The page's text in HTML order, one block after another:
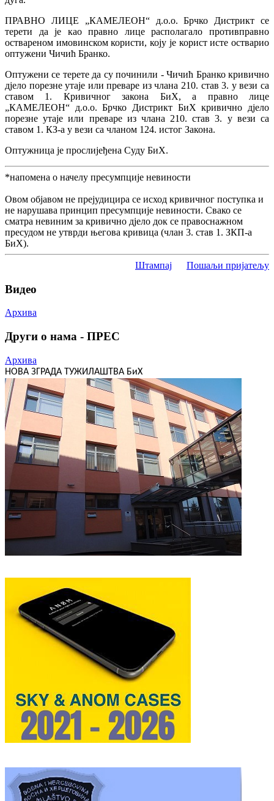
ПРАВНО ЛИЦЕ „КАМЕЛЕОН“ д.о.о. Брчко Дистрикт се
терети да је као правно лице располагало противправно
оствареном имовинском користи, коју је корист исте остварио
оптужени Чичић Бранко.
Оптужени се терете да су починили - Чичић Бранко кривично
дјело порезне утаје или преваре из члана 210. став 3. у вези са
ставом 1. Кривичног закона БиХ, а правно лице
„КАМЕЛЕОН“ д.о.о. Брчко Дистрикт БиХ кривично дјело
порезне утаје или преваре из члана 210. став 3. у вези са
ставом 1. КЗ-а у вези са чланом 124. истог Закона.
Оптужница је прослијеђена Суду БиХ.
*напомена о начелу пресумпције невиности
Овом објавом не прејудицира се исход кривичног поступка и
не нарушава принцип пресумпције невиности. Свако се
сматра невиним за кривично дјело док се правоснажном
пресудом не утврди његова кривица (члан 3. став 1. ЗКП-а
БиХ).
Штампај Пошаљи пријатељу
Видео
Архива
Други о нама - ПРЕС
Архива
НОВА ЗГРАДА ТУЖИЛАШТВА БиХ